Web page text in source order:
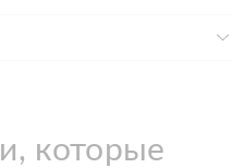
которые